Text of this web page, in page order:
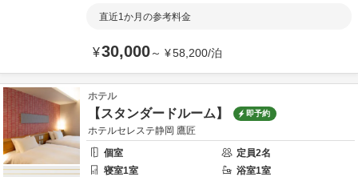
直近1か月の参考料金
¥30,000～ ¥58,200/泊
ホテル
【スタンダードルーム】 即予約
ホテルセレステ静岡 鷹匠
個室
定員2名
寝室1室 浴室1室